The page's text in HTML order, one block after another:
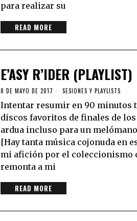
para realizar su
READ MORE
E’ASY R’IDER (PLAYLIST)
8 DE MAYO DE 2017 SESIONES Y PLAYLISTS
Intentar resumir en 90 minutos
discos favoritos de finales de
ardua incluso para un
[Hay tanta música cojonuda en
mi afición por el coleccionismo
remonta a mi
READ MORE